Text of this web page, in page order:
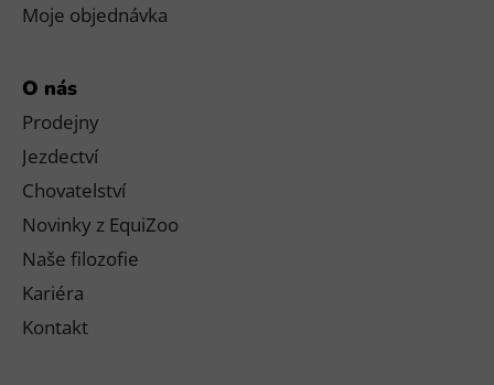
Moje objednávka
O nás
Prodejny
Jezdectví
Chovatelství
Novinky z EquiZoo
Naše filozofie
Kariéra
Kontakt